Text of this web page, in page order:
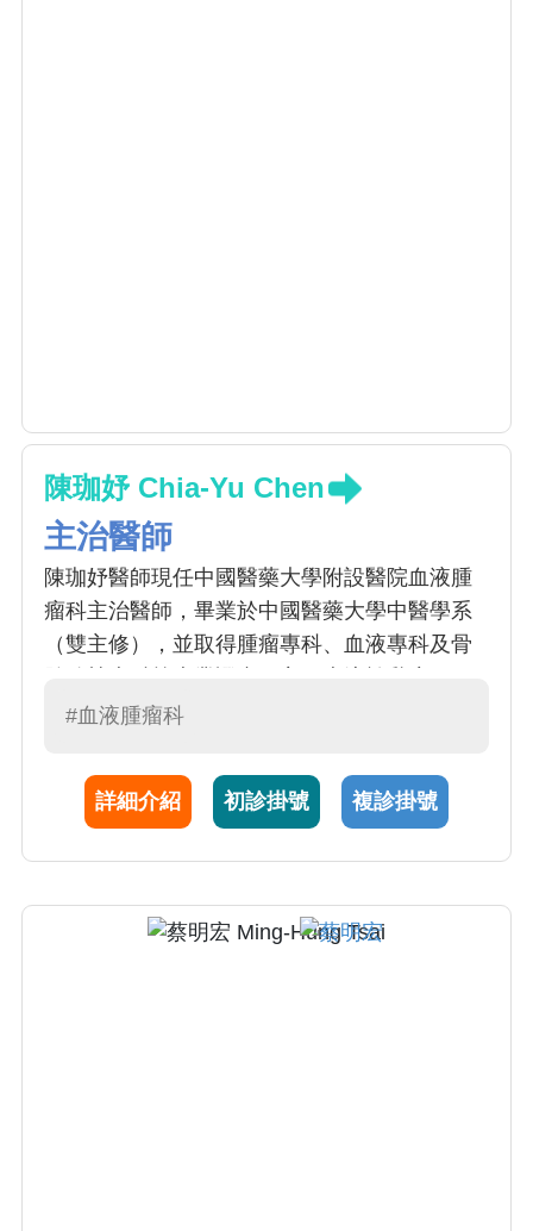
陳珈妤 Chia-Yu Chen
主治醫師
陳珈妤醫師現任中國醫藥大學附設醫院血液腫
瘤科主治醫師，畢業於中國醫藥大學中醫學系
（雙主修），並取得腫瘤專科、血液專科及骨
頸癌及血液相關疾病的診療，同時積極參與乳
科團隊合作。她秉持以病人為中心的理念，致
力於提供高品質的醫療服務，並持續參與各項
#血液腫瘤科
詳細介紹 初診掛號 複診掛號